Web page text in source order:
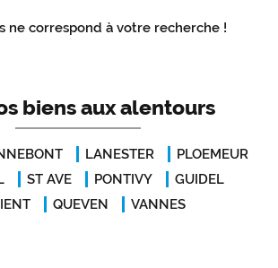
ne correspond à votre recherche !
biens aux alentours
LANESTER
PLOEMEUR
ST AVE PONTIVY
GUIDEL
QUEVEN VANNES